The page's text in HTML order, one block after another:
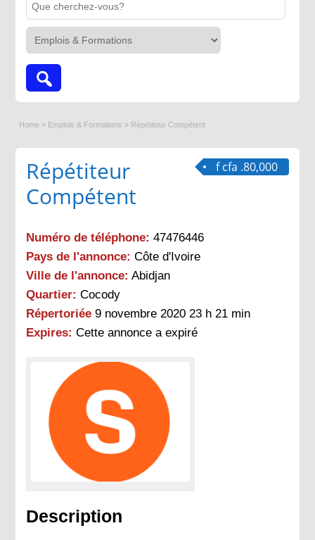
Home » Emplois & Formations » Répétiteur Compétent
f cfa .80,000
Répétiteur
Compétent
Numéro de téléphone: 47476446
Pays de l'annonce: Côte d'Ivoire
Ville de l'annonce: Abidjan
Quartier: Cocody
Répertoriée 9 novembre 2020 23 h 21 min
Expires: Cette annonce a expiré
Description